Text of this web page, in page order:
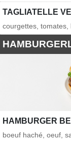
TAGLIATELLE
courgettes, tomates,
HAMBURGER
boeuf haché, oeuf,